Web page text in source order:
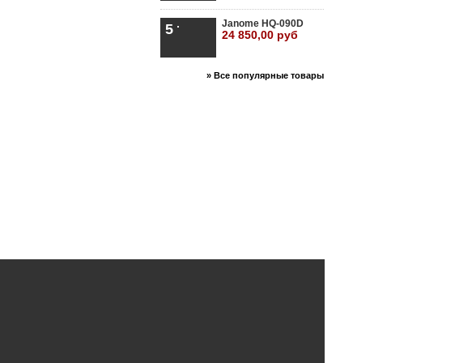
5 Janome HQ-090D
24 850,00 руб
» Все популярные товары